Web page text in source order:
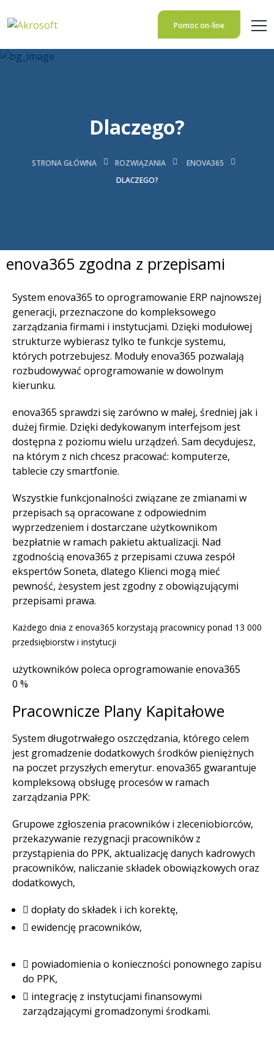
Pomoc on-line
Dlaczego?
STRONA GŁÓWNA ROZWIĄZANIA
ENOVA365
DLACZEGO?
enova365 zgodna z przepisami
System enova365 to oprogramowanie ERP najnowszej
generacji, przeznaczone do kompleksowego
zarządzania firmami i instytucjami. Dzięki modułowej
strukturze wybierasz tylko te funkcje systemu,
których potrzebujesz. Moduły enova365 pozwalają
rozbudowywać oprogramowanie w dowolnym
kierunku.
enova365 sprawdzi się zarówno w małej, średniej jak i
dużej firmie. Dzięki dedykowanym interfejsom jest
dostępna z poziomu wielu urządzeń. Sam decydujesz,
na którym z nich chcesz pracować: komputerze,
tablecie czy smartfonie.
Wszystkie funkcjonalności związane ze zmianami w
przepisach są opracowane z odpowiednim
wyprzedzeniem i dostarczane użytkownikom
bezpłatnie w ramach pakietu aktualizacji. Nad
zgodnością enova365 z przepisami czuwa zespół
ekspertów Soneta, dlatego Klienci mogą mieć
pewność, żesystem jest zgodny z obowiązującymi
przepisami prawa.
Każdego dnia z enova365 korzystają pracownicy ponad 13 000
przedsiębiorstw i instytucji
użytkowników poleca oprogramowanie enova365
0 %
Pracownicze Plany Kapitałowe
System długotrwałego oszczędzania, którego celem
jest gromadzenie dodatkowych środków pieniężnych
na poczet przyszłych emerytur. enova365 gwarantuje
kompleksową obsługę procesów w ramach
zarządzania PPK:
Grupowe zgłoszenia pracowników i zleceniobiorców,
przekazywanie rezygnacji pracowników z
przystąpienia do PPK, aktualizację danych kadrowych
pracowników, naliczanie składek obowiązkowych oraz
dodatkowych,
dopłaty do składek i ich korektę,
ewidencję pracowników,
powiadomienia o konieczności ponownego zapisu
do PPK,
integrację z instytucjami finansowymi
zarządzającymi gromadzonymi środkami.